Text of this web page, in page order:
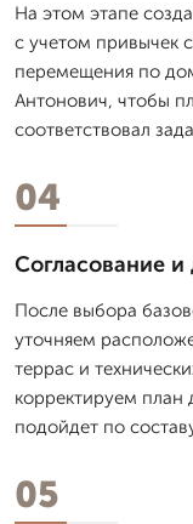
На этом этапе
с учетом привычек
перемещения по
Антонович, чтобы
соответствовал
04
Согласование и
После выбора
уточняем
террас и
корректируем план
подойдет по
05